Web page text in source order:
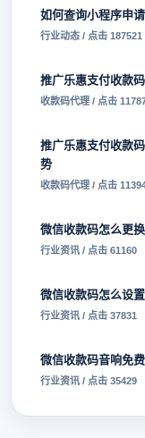
如何查询小程序申
行业动态 / 点击 187521
推广乐惠支付收款
收款码代理 / 点击
推广乐惠支付收款
势
收款码代理 / 点击
微信收款码怎么更
行业资讯 / 点击 61160
微信收款码怎么设
行业资讯 / 点击 37831
微信收款码音响免
行业资讯 / 点击 35429